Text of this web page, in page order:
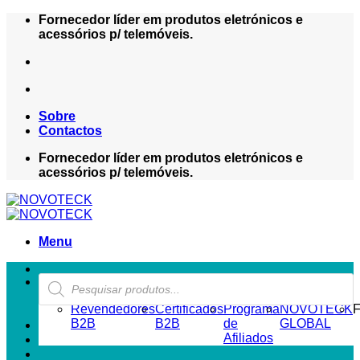
Skip
Fornecedor líder em produtos eletrónicos e
acessórios p/ telemóveis.
Sobre
Contactos
Fornecedor líder em produtos eletrónicos e
acessórios p/ telemóveis.
Menu
Products
search
ZONA REVENDEDOR-B2B
Revendedores
B2B
Certificados
B2B
Programa
de
Afiliados
NOVOTECK
GLOBAL